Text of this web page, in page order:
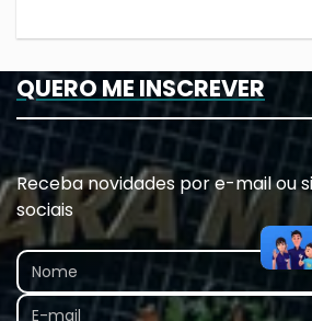
QUERO ME INSCREVER
Receba novidades por e-mail ou
sociais